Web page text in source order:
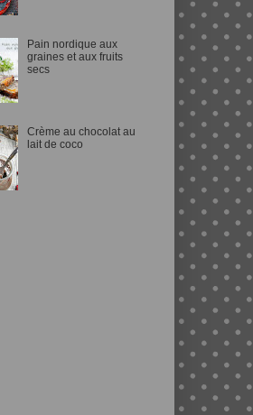
Pain nordique aux
graines et aux fruits
secs
Crème au chocolat au
lait de coco